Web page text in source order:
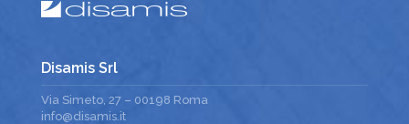
Disamis Srl
Via Simeto, 27 – 00198 Roma
info@disamis.it